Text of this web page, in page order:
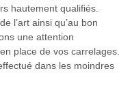
hautement qualifiés.
l’art ainsi qu’au bon
une attention
place de vos carrelages.
dans les moindres